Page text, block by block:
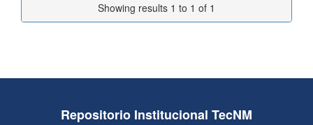
Showing results 1 to 1 of 1
Repositorio Institucional TecNM